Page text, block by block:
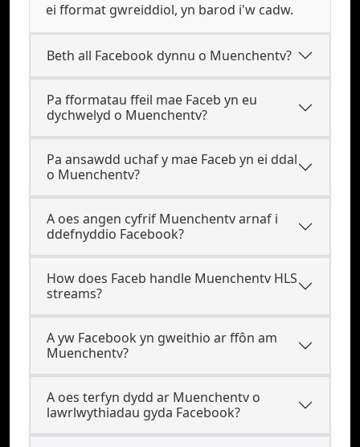
ei fformat gwreiddiol, yn barod i'w cadw.
Beth all Facebook dynnu o Muenchentv?
Pa fformatau ffeil mae Faceb yn eu
dychwelyd o Muenchentv?
Pa ansawdd uchaf y mae Faceb yn ei ddal
o Muenchentv?
A oes angen cyfrif Muenchentv arnaf i
ddefnyddio Facebook?
How does Faceb handle Muenchentv HLS
streams?
A yw Facebook yn gweithio ar ffôn am
Muenchentv?
A oes terfyn dydd ar Muenchentv o
lawrlwythiadau gyda Facebook?